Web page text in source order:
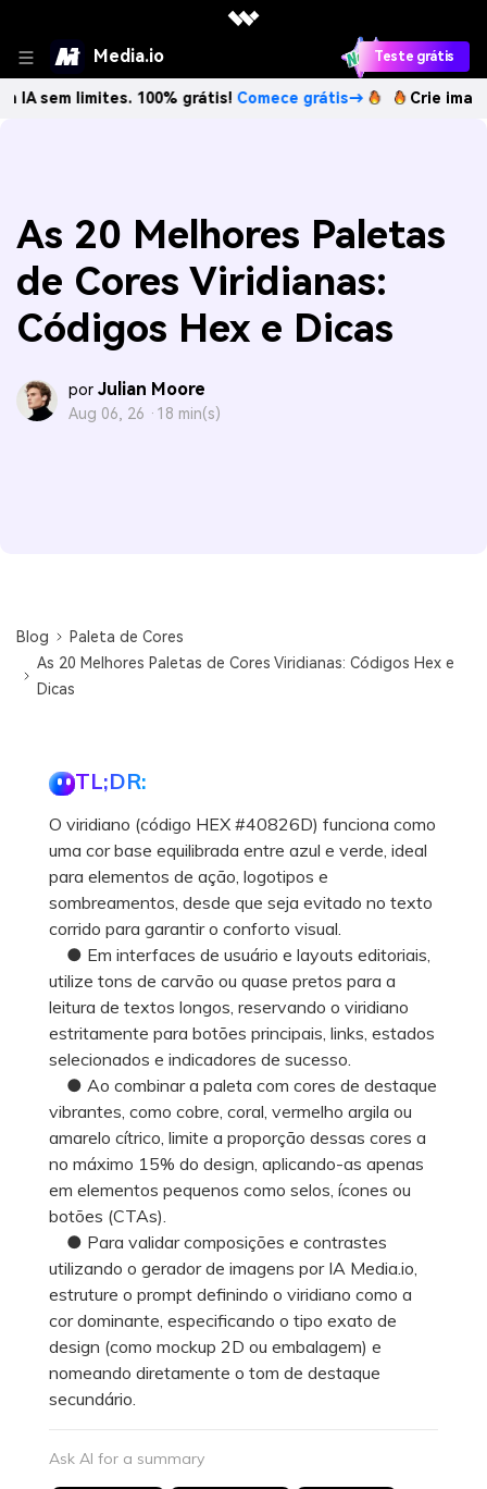
Media.io Teste grátis
100% grátis!Comece grátis→ Crie imagens com
As 20 Melhores Paletas
de Cores Viridianas:
Códigos Hex e Dicas
por Julian Moore
Aug 06, 26 · 18 min(s)
Blog
Paleta de Cores
As 20 Melhores Paletas de Cores Viridianas: Códigos Hex e
Dicas
TL;DR:
O viridiano (código HEX #40826D) funciona como
uma cor base equilibrada entre azul e verde, ideal
para elementos de ação, logotipos e
sombreamentos, desde que seja evitado no texto
corrido para garantir o conforto visual.
● Em interfaces de usuário e layouts editoriais,
utilize tons de carvão ou quase pretos para a
leitura de textos longos, reservando o viridiano
estritamente para botões principais, links, estados
selecionados e indicadores de sucesso.
● Ao combinar a paleta com cores de destaque
vibrantes, como cobre, coral, vermelho argila ou
amarelo cítrico, limite a proporção dessas cores a
no máximo 15% do design, aplicando-as apenas
em elementos pequenos como selos, ícones ou
botões (CTAs).
● Para validar composições e contrastes
utilizando o gerador de imagens por IA Media.io,
estruture o prompt definindo o viridiano como a
cor dominante, especificando o tipo exato de
design (como mockup 2D ou embalagem) e
nomeando diretamente o tom de destaque
secundário.
Ask AI for a summary